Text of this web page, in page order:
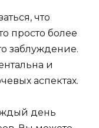
что
просто более
заблуждение.
и
аспектах.
день